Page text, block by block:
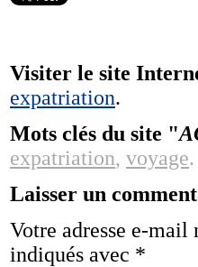
Visiter le site
expatriation.
Mots clés du site "
expatriation, voyage.
Laisser un
Votre adresse e-mail
indiqués avec *